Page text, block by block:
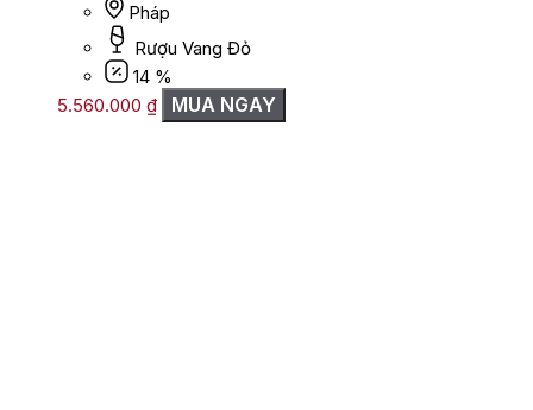
Pháp
Rượu Vang Đỏ
14 %
5.560.000 ₫ MUA NGAY